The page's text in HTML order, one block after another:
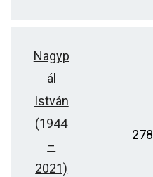
Nagyp
ál
István
(1944
–
2021)
278